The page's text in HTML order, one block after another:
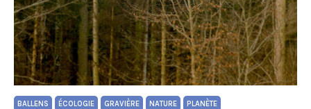
BALLENS ÉCOLOGIE GRAVIÈRE NATURE PLANÈTE